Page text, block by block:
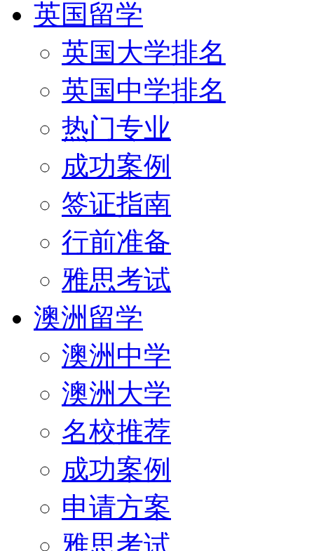
英国留学
英国大学排名
英国中学排名
热门专业
成功案例
签证指南
行前准备
雅思考试
澳洲留学
澳洲中学
澳洲大学
名校推荐
成功案例
申请方案
雅思考试